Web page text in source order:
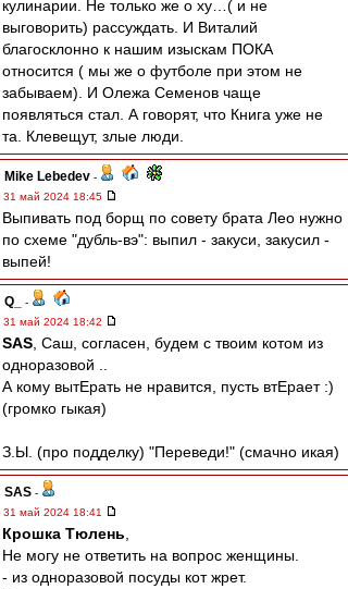
кулинарии. Не только же о ху…( и не
выговорить) рассуждать. И Виталий
благосклонно к нашим изыскам ПОКА
относится ( мы же о футболе при этом не
забываем). И Олежа Семенов чаще
появляться стал. А говорят, что Книга уже не
та. Клевещут, злые люди.
Mike Lebedev -
31 май 2024 18:45
Выпивать под борщ по совету брата Лео нужно
по схеме "дубль-вэ": выпил - закуси, закусил -
выпей!
Q_
-
31 май 2024 18:42
SAS , Саш, согласен, будем с твоим котом из
одноразовой ..
А кому вытЕрать не нравится, пусть втЕрает :)
(громко гыкая)
З.Ы. (про подделку) "Переведи!" (смачно икая)
SAS -
31 май 2024 18:41
Крошка Тюлень
Не могу не ответить на вопрос женщины.
- из одноразовой посуды кот жрет.